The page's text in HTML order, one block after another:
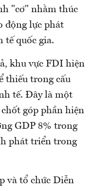
"cơ" nhằm thúc
động lực phát
tế quốc gia.
khu vực FDI hiện
thiếu trong cấu
tế. Đây là một
góp phần hiện
GDP 8% trong
phát triển trong
và tổ chức Diễn